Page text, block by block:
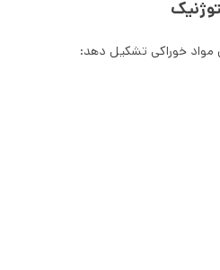
مواد خوراکی تشکیل دهد: